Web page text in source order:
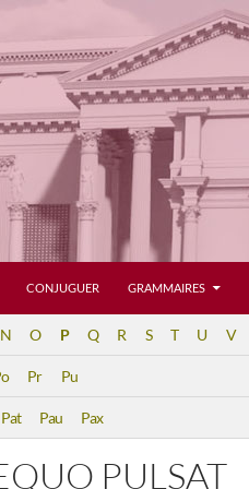
CONJUGUER GRAMMAIRES
N O P Q R S T U V
Pr Pu
Pat Pau Pax
PULSAT